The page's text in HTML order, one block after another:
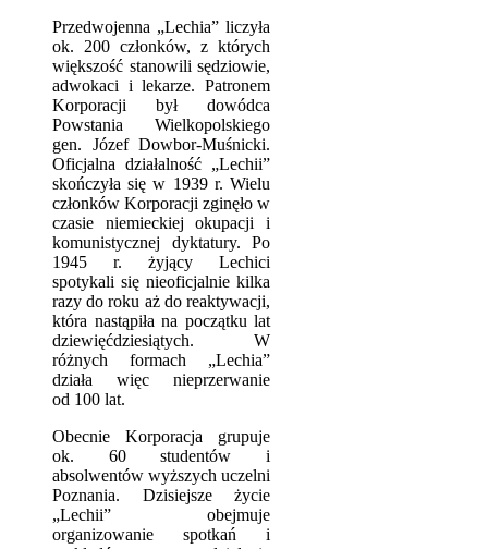
Przedwojenna „Lechia” liczyła
ok. 200 członków, z których
większość stanowili sędziowie,
adwokaci i lekarze. Patronem
Korporacji był dowódca
Powstania Wielkopolskiego
gen. Józef Dowbor-Muśnicki.
Oficjalna działalność „Lechii”
skończyła się w 1939 r. Wielu
członków Korporacji zginęło w
czasie niemieckiej okupacji i
komunistycznej dyktatury. Po
1945 r. żyjący Lechici
spotykali się nieoficjalnie kilka
razy do roku aż do reaktywacji,
która nastąpiła na początku lat
dziewięćdziesiątych. W
różnych formach „Lechia”
działa więc nieprzerwanie
od 100 lat.
Obecnie Korporacja grupuje
ok. 60 studentów i
absolwentów wyższych uczelni
Poznania. Dzisiejsze życie
„Lechii” obejmuje
organizowanie spotkań i